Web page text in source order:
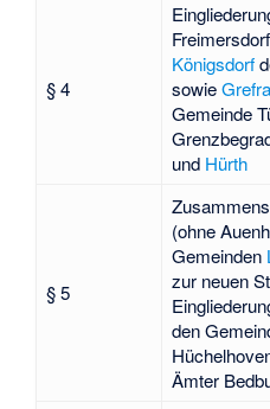
§ 4
Freimersdorf
Königsdorf
sowie
Gemeinde
und Hürth
§ 5
(ohne
Gemeinden
zur neuen
den
Ämter